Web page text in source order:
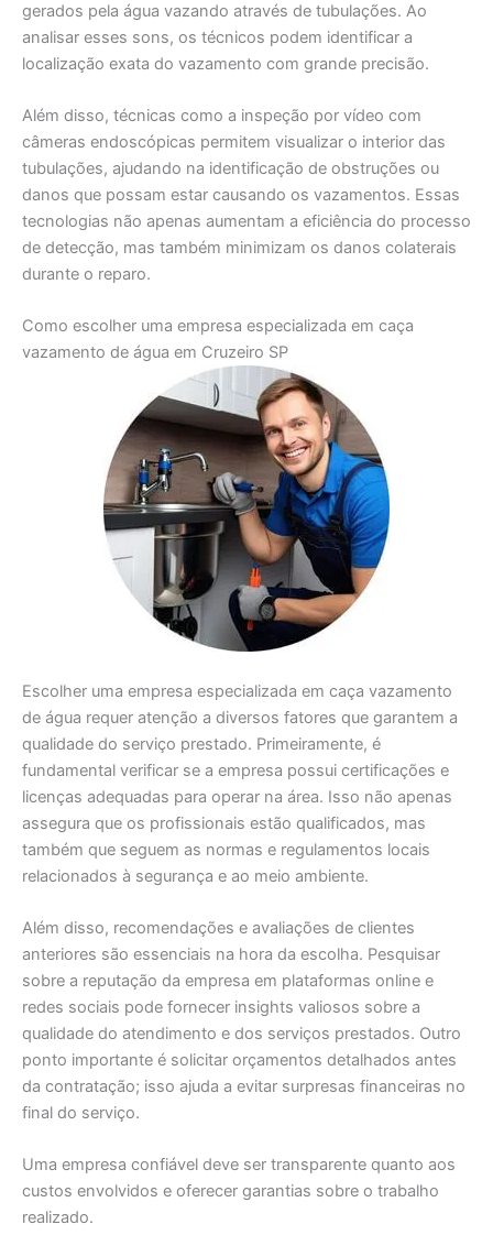
gerados pela água vazando através de tubulações. Ao
analisar esses sons, os técnicos podem identificar a
localização exata do vazamento com grande precisão.
Além disso, técnicas como a inspeção por vídeo com
câmeras endoscópicas permitem visualizar o interior das
tubulações, ajudando na identificação de obstruções ou
danos que possam estar causando os vazamentos. Essas
tecnologias não apenas aumentam a eficiência do processo
de detecção, mas também minimizam os danos colaterais
durante o reparo.
Como escolher uma empresa especializada em caça
vazamento de água em Cruzeiro SP
Escolher uma empresa especializada em caça vazamento
de água requer atenção a diversos fatores que garantem a
qualidade do serviço prestado. Primeiramente, é
fundamental verificar se a empresa possui certificações e
licenças adequadas para operar na área. Isso não apenas
assegura que os profissionais estão qualificados, mas
também que seguem as normas e regulamentos locais
relacionados à segurança e ao meio ambiente.
Além disso, recomendações e avaliações de clientes
anteriores são essenciais na hora da escolha. Pesquisar
sobre a reputação da empresa em plataformas online e
redes sociais pode fornecer insights valiosos sobre a
qualidade do atendimento e dos serviços prestados. Outro
ponto importante é solicitar orçamentos detalhados antes
da contratação; isso ajuda a evitar surpresas financeiras no
final do serviço.
Uma empresa confiável deve ser transparente quanto aos
custos envolvidos e oferecer garantias sobre o trabalho
realizado.